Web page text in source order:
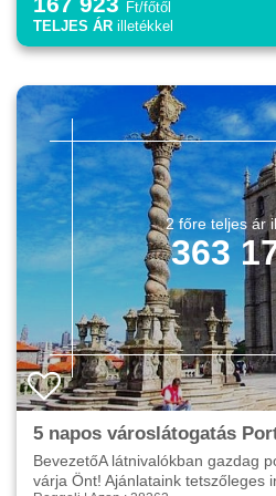
Ft/főtől
TELJES ÁR illetékkel
363
5 napos városlátogatás
BevezetőA látnivalókban gazdag
várja Önt! Ajánlataink tetszőleges